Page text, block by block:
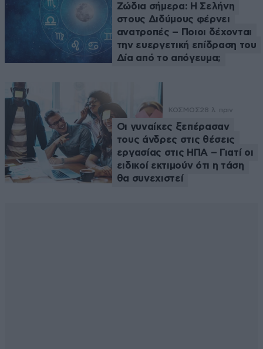
Ζώδια σήμερα: Η Σελήνη
στους Διδύμους φέρνει
ανατροπές – Ποιοι δέχονται
την ευεργετική επίδραση του
Δία από το απόγευμα;
ΚΟΣΜΟΣ28 λ. πριν
Οι γυναίκες ξεπέρασαν
τους άνδρες στις θέσεις
εργασίας στις ΗΠΑ – Γιατί οι
ειδικοί εκτιμούν ότι η τάση
θα συνεχιστεί